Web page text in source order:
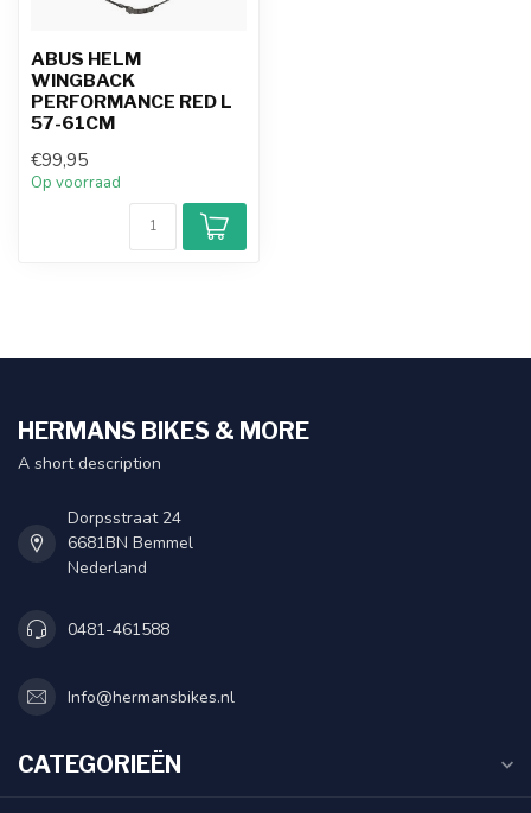
ABUS HELM
WINGBACK
PERFORMANCE RED L
57-61CM
€99,95
Op voorraad
HERMANS BIKES & MORE
A short description
Dorpsstraat 24
6681BN Bemmel
Nederland
0481-461588
Info@hermansbikes.nl
CATEGORIEËN